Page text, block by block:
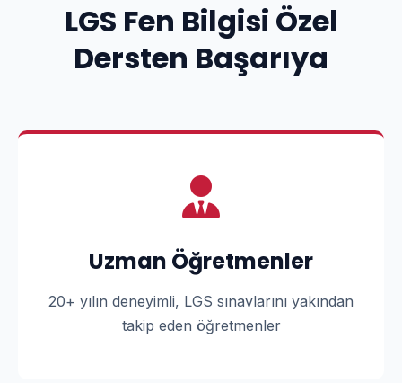
LGS Fen Bilgisi Özel
Dersten Başarıya
Uzman Öğretmenler
20+ yılın deneyimli, LGS sınavlarını yakından
takip eden öğretmenler